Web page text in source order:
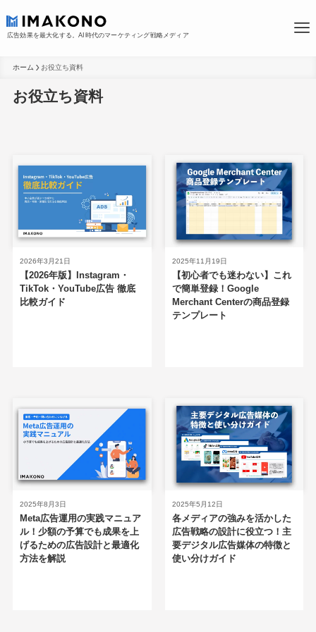
広告効果を最大化する。AI時代のマーケティング戦略メディア
ホーム お役立ち資料
お役立ち資料
【2026年版】Instagram・
TikTok・YouTube広告 徹底
比較ガイド
2026年3月21日
【初心者でも迷わない】これ
で簡単登録！Google
Merchant Centerの商品登録
テンプレート
2025年11月19日
Meta広告運用の実践マニュア
ル！少額の予算でも成果を上
げるための広告設計と最適化
方法を解説
2025年8月3日
各メディアの強みを活かした
広告戦略の設計に役立つ！主
要デジタル広告媒体の特徴と
使い分けガイド
2025年5月12日